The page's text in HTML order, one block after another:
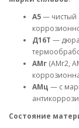
А5— чистый
Д16Т —
АМг (АМг2,
АМц — с
Состояние